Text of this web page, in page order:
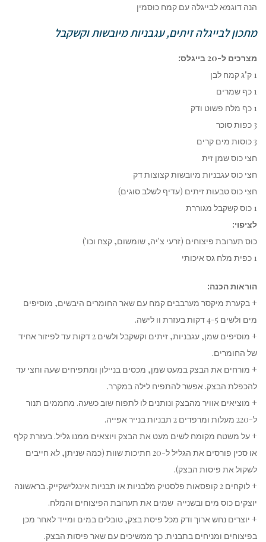
הנה דוגמא לבייגלה עם קמח כוסמין
מתכון לבייגלה זיתים, עגבניות מיובשות וקשקבל
מצרכים ל-20 בייגלס:
1 ק"ג קמח לבן
1 כף שמרים
1 כף מלח פשוט ודק
3 כפות סוכר
3 כוסות מים קרים
חצי כוס שמן זית
חצי כוס עגבניות מיובשות קצוצות דק
חצי כוס טבעות זיתים (עדיף לשלב סוגים)
1 כוס קשקבל מגוררת
לציפוי:
כוס תערובת פיצוחים (זרעי צ'יה, שומשום, קצח וכו')
1 כפית מלח גס איכותי
הוראות הכנה:
+ בקערת מיקסר מערבבים קמח עם שאר החומרים היבשים, מוסיפים
מים ולשים 4-5 דקות בעזרת וו לישה.
+ מוסיפים שמן, עגבניות, זיתים וקשקבל ולשים 2 דקות עד לפיזור אחיד
של החומרים.
+ מורחים את הבצק במעט שמן, מכסים בניילון ומתפיחים שעה וחצי עד
להכפלת הבצק. אפשר להתפיח לילה במקרר.
+ מוציאים אוויר מהבצק ונותנים לו לתפוח שוב כשעה. מחממים תנור
ל-220 מעלות ומרפדים 2 תבניות בנייר אפייה.
+ על משטח מקומח לשים מעט את הבצק ויוצאים ממנו גליל. בעזרת קלף
או סכין פורסים את הגליל ל-20 חתיכות שוות (כמה שניתן, לא חייבים
לשקול את פיסות הבצק).
+ לוקחים 2 קופסאות פלסטיק מלבניות או תבניות אינגלישקייק. בראשונה
יוצקים כוס מים ובשנייה שמים את תערובת הפיצוחים והמלח.
+ יוצרים נחש ארוך ודק מכל פיסת בצק, טובלים במים ומייד לאחר מכן
בפיצוחים ומניחים בתבנית. כך ממשיכים עם שאר פיסות הבצק.